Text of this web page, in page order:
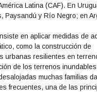
Latina (CAF). En
Paysandú y Río Negro; en
en aplicar medidas de
como la construcción de
urbanas resilientes en
de los terrenos
muchas familias
frecuentes, una de las